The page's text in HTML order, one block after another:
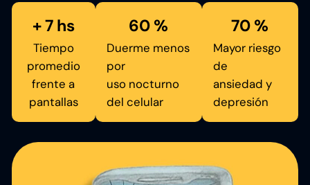
+ 7 hs
Tiempo
promedio
frente a
pantallas
60 %
Duerme menos
por
uso nocturno
del celular
70 %
Mayor riesgo
de
ansiedad y
depresión